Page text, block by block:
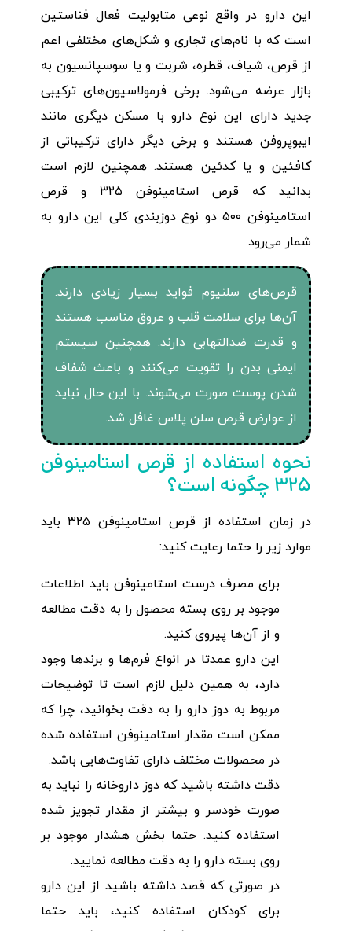
این دارو در واقع نوعی متابولیت فعال فناستین
است که با نام‌های تجاری و شکل‌های مختلفی اعم
از قرص، شیاف، قطره، شربت و یا سوسپانسیون به
بازار عرضه می‌شود. برخی فرمولاسیون‌های ترکیبی
جدید دارای این نوع دارو با مسکن دیگری مانند
ایبوپروفن هستند و برخی دیگر دارای ترکیباتی از
کافئین و یا کدئین هستند. همچنین لازم است
بدانید که قرص استامینوفن ۳۲۵ و قرص
استامینوفن ۵۰۰ دو نوع دوزبندی کلی این دارو به
شمار می‌رود.
قرص‌های سلنیوم فواید بسیار زیادی دارند.
آن‌ها برای سلامت قلب و عروق مناسب هستند
و قدرت ضدالتهابی دارند. همچنین سیستم
ایمنی بدن را تقویت می‌کنند و باعث شفاف
شدن پوست صورت می‌شوند. با این حال نباید
از عوارض قرص سلن پلاس غافل شد.
نحوه استفاده از قرص استامینوفن
۳۲۵ چگونه است؟
در زمان استفاده از قرص استامینوفن ۳۲۵ باید
موارد زیر را حتما رعایت کنید:
برای مصرف درست استامینوفن باید اطلاعات
موجود بر روی بسته محصول را به دقت مطالعه
و از آن‌ها پیروی کنید.
این دارو عمدتا در انواع فرم‌ها و برندها وجود
دارد، به همین دلیل لازم است تا توضیحات
مربوط به دوز دارو را به دقت بخوانید، چرا که
ممکن است مقدار استامینوفن استفاده شده
در محصولات مختلف دارای تفاوت‌هایی باشد.
دقت داشته باشید که دوز داروخانه را نباید به
صورت خودسر و بیشتر از مقدار تجویز شده
استفاده کنید. حتما بخش هشدار موجود بر
روی بسته دارو را به دقت مطالعه نمایید.
در صورتی که قصد داشته باشید از این دارو
برای کودکان استفاده کنید، باید حتما